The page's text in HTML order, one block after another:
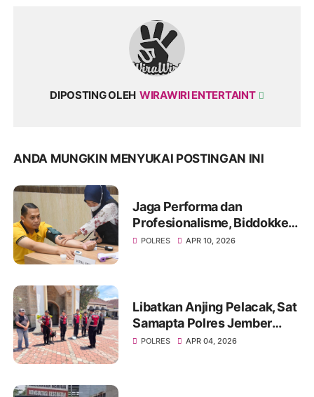
DIPOSTING OLEH WIRAWIRI ENTERTAINT
ANDA MUNGKIN MENYUKAI POSTINGAN INI
Jaga Performa dan
Profesionalisme, Biddokkes
Polda Jatim Gelar Rikes
POLRES APR 10, 2026
Libatkan Anjing Pelacak, Sat
Samapta Polres Jember
Sterilisasi Gereja Jelang
POLRES APR 04, 2026